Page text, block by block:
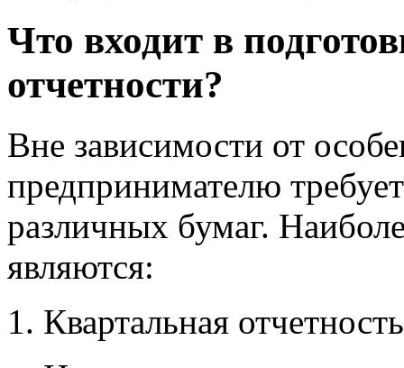
Что входит в
отчетности?
Вне зависимости от
предпринимателю
различных бумаг.
являются:
Квартальная